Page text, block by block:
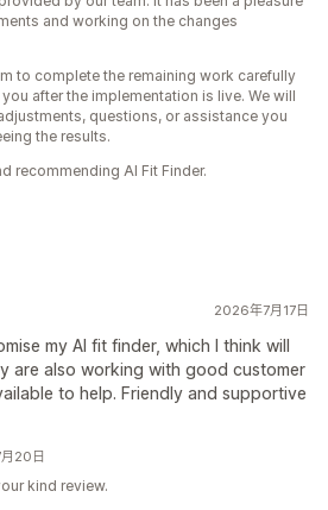
and working on the changes
to complete the remaining work carefully
after the implementation is live. We will
questions, or assistance you
the results.
recommending AI Fit Finder.
2026年7月17日
my AI fit finder, which I think will
are also working with good customer
to help. Friendly and supportive
20日
kind review.